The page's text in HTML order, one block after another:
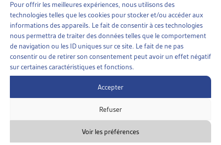
Pour offrir les meilleures expériences, nous utilisons des
technologies telles que les cookies pour stocker et/ou accéder aux
informations des appareils. Le fait de consentir à ces technologies
nous permettra de traiter des données telles que le comportement
de navigation ou les ID uniques sur ce site. Le fait de ne pas
consentir ou de retirer son consentement peut avoir un effet négatif
sur certaines caractéristiques et fonctions.
Accepter
Refuser
Voir les préférences
VEILLE
RESSOURCES
THÉMATIQUES
GUIDE SOCIAL ROMAND
AUTRES
ARTIAS
PROJETS ET ACTIVITÉS
AIDE SOCIALE»RAPPORTS SOCIAUX CANTONAUX
»GENÈVE
RAPPORT D’OBSERVATION SUR LA PAUVRETÉ
Canton de Genève, sept. 2016
Genève